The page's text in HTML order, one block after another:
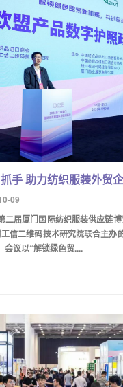
手 助力纺织服装外贸
09
二届厦门国际纺织服装供应链
信二维码技术研究院联合主办
会议以“解锁绿色贸....